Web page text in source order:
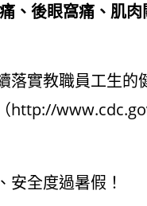
、後眼窩痛、肌
落實教職員工生的
http://
安全度過暑假！